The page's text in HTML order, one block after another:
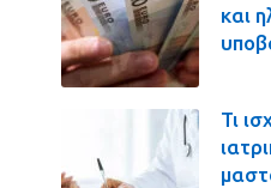
και
Τι